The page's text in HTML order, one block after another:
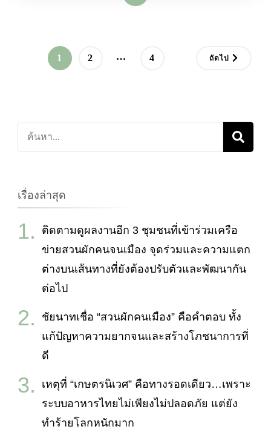
Posts
หน้า
1 หน้า
2 … หน้า
4 ถัดไป
ค้นหา
เกี่ยว
เรื่องล่าสุด
ติดตามดูผลงานอีก 3 ชุมชนที่เข้าร่วมเครือ
ข่ายสวนผักคนจนเมือง จุดร่วมและความแตก
ต่างบนเส้นทางที่ยังต้องปรับตัวและพัฒนากัน
ต่อไป
ชัยนาทเชื่อ “สวนผักคนเมือง” คือคำตอบ ทั้ง
แก้ปัญหาความยากจนและสร้างโภชนาการที่
ดี
เหตุที่ “เกษตรนิเวศ” คือทางรอดเดียว…เพราะ
ระบบอาหารไทยไม่เพียงไม่ปลอดภัย แต่ยัง
ทำร้ายโลกหนักมาก